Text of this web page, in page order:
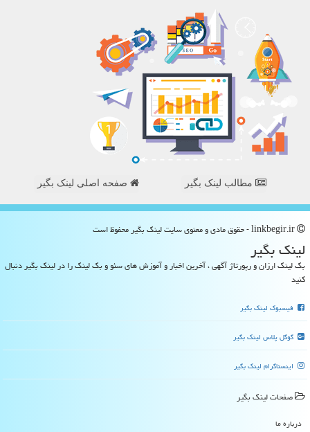
مطالب لینک بگیر صفحه اصلی لینک بگیر
لینك بگیر
بک لینک ارزان و رپورتاژ آگهی ، آخرین اخبار و آموزش های سئو و بک لینک را در لینک بگیر دنبال
کنید
فیسبوک لینک بگیر
گوگل پلاس لینک بگیر
اینستاگرام لینک بگیر
صفحات لینك بگیر
درباره ما